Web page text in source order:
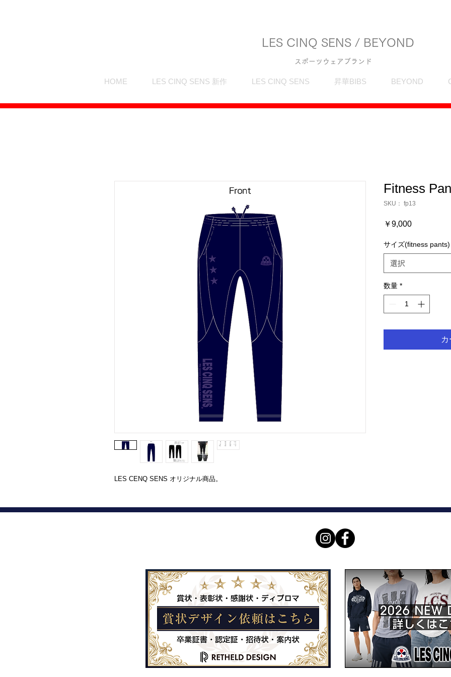
LES CINQ SENS / BEYOND
スポーツウェアブランド
HOME LES CINQ SENS 新作 LES CINQ SENS 昇華BIBS BEYOND
LES CENQ SENS オリジナル商品。
Fitness
SKU： fp13
￥9,000価
サイズ(fitness pants)
選択
数量 *